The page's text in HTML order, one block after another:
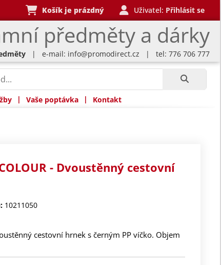
předměty a dárky
Košík je prázdný Uživatel: Přihlásit se
| e-mail: info@promodirect.cz | tel: 776 706 777
| Vaše poptávka | Kontakt
- Dvoustěnný cestovní
10211050
cestovní hrnek s černým PP víčko. Objem